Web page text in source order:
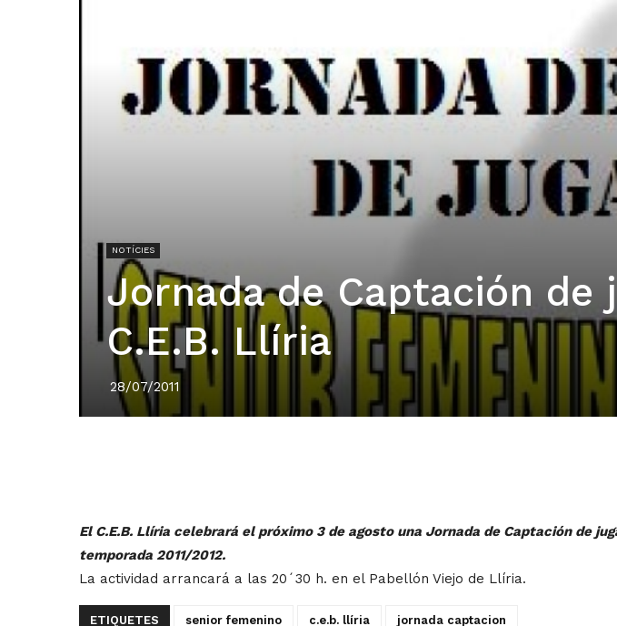
NOTÍCIES
Jornada de Captación de
C.E.B. Llíria
28/07/2011
El C.E.B. Llíria celebrará el próximo 3 de agosto una Jornada de Captación de
temporada 2011/2012.
La actividad arrancará a las 20´30 h. en el Pabellón Viejo de Llíria.
ETIQUETES senior femenino c.e.b. llíria jornada captacion